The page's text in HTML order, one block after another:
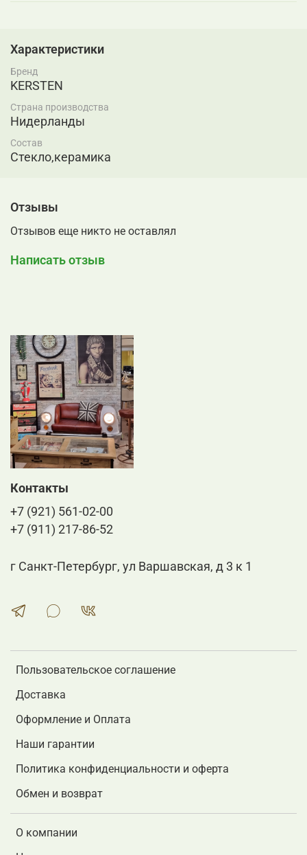
Характеристики
Бренд
KERSTEN
Страна производства
Нидерланды
Состав
Стекло,керамика
Отзывы
Отзывов еще никто не оставлял
Написать отзыв
Пользовательское соглашение
Доставка
Оформление и Оплата
Наши гарантии
Политика конфиденциальности и оферта
Обмен и возврат
О компании
Контакты
+7 (921) 561-02-00
+7 (911) 217-86-52
г Санкт-Петербург, ул Варшавская, д 3 к 1